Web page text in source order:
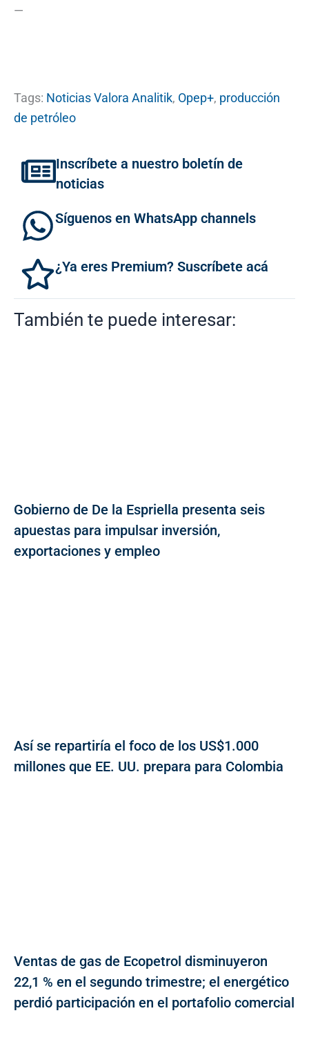
—
Tags: Noticias Valora Analitik, Opep+, producción
de petróleo
Inscríbete a nuestro boletín de
noticias
Síguenos en WhatsApp channels
¿Ya eres Premium? Suscríbete acá
También te puede interesar:
Gobierno de De la Espriella presenta seis
apuestas para impulsar inversión,
exportaciones y empleo
Así se repartiría el foco de los US$1.000
millones que EE. UU. prepara para Colombia
Ventas de gas de Ecopetrol disminuyeron
22,1 % en el segundo trimestre; el energético
perdió participación en el portafolio comercial